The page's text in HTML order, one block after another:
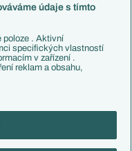
ČTK.
údaje s tímto
poloze . Aktivní
specifických vlastností
v zařízení .
reklam a obsahu,